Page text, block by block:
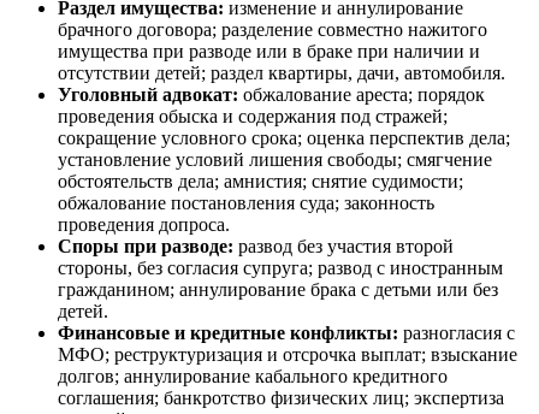
Раздел имущества: изменение и аннулирование
брачного договора; разделение совместно нажитого
имущества при разводе или в браке при наличии и
отсутствии детей; раздел квартиры, дачи, автомобиля.
Уголовный адвокат: обжалование ареста; порядок
проведения обыска и содержания под стражей;
сокращение условного срока; оценка перспектив дела;
установление условий лишения свободы; смягчение
обстоятельств дела; амнистия; снятие судимости;
обжалование постановления суда; законность
проведения допроса.
Споры при разводе: развод без участия второй
стороны, без согласия супруга; развод с иностранным
гражданином; аннулирование брака с детьми или без
детей.
Финансовые и кредитные конфликты: разногласия с
МФО; реструктуризация и отсрочка выплат; взыскание
долгов; аннулирование кабального кредитного
соглашения; банкротство физических лиц; экспертиза